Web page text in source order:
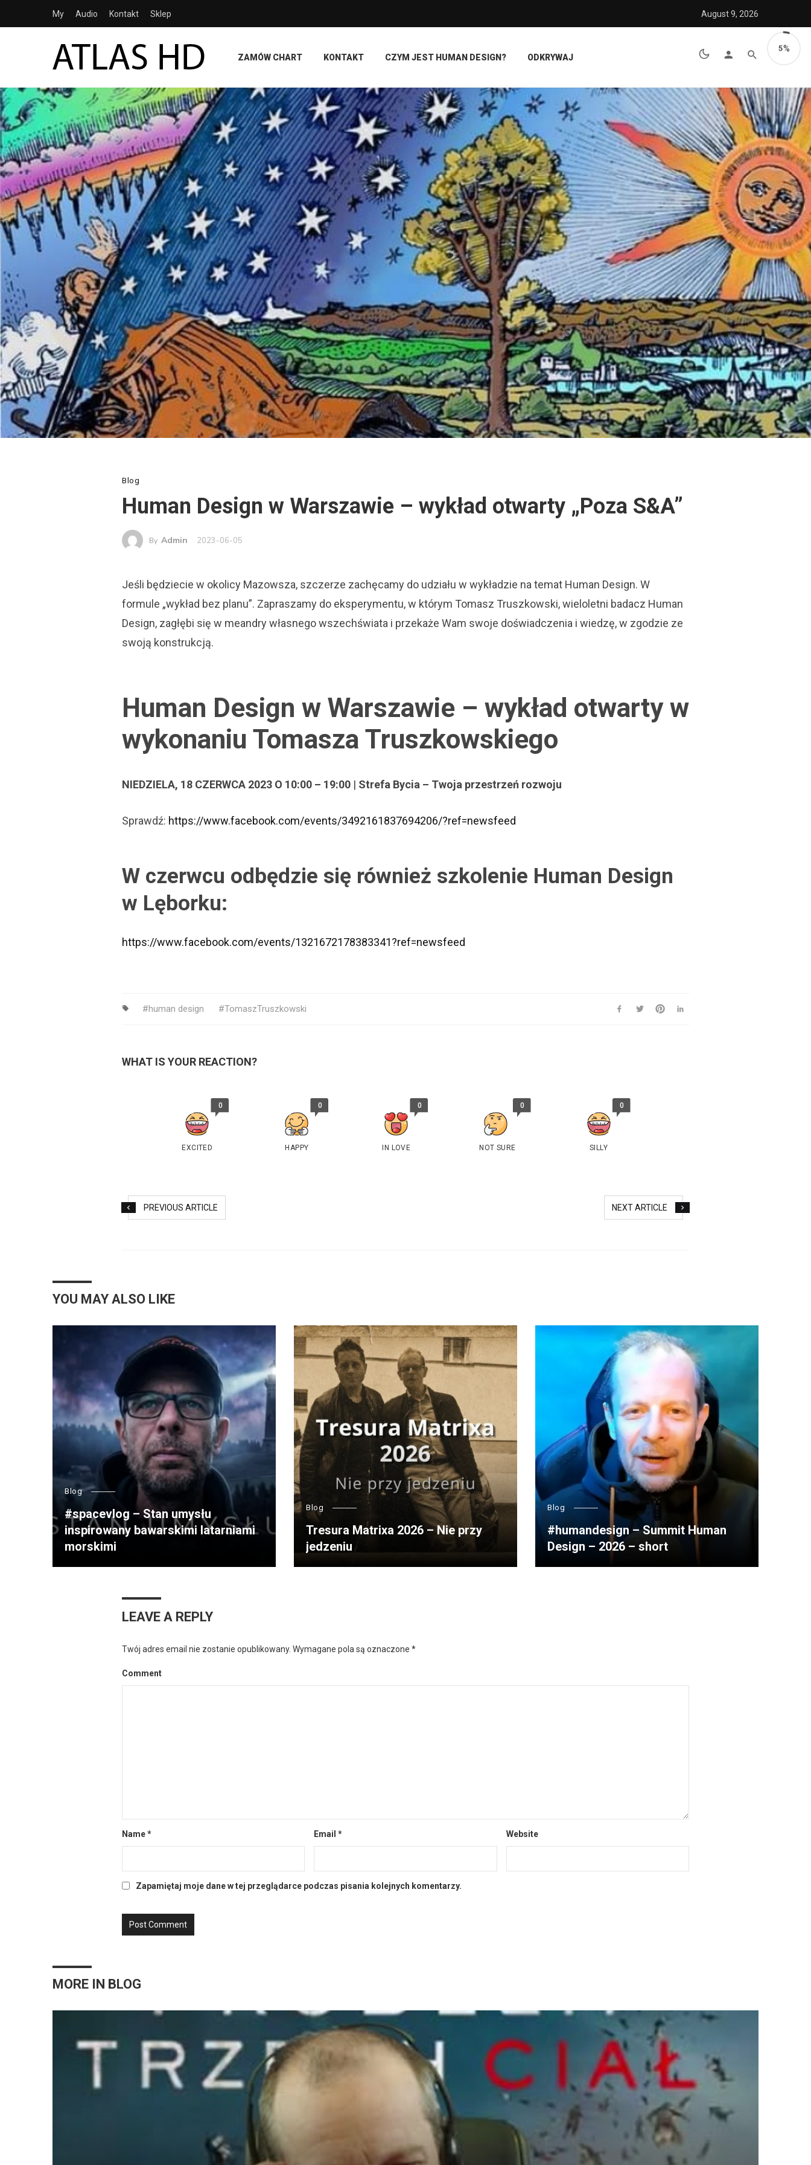
My Audio Kontakt Sklep August 9, 2026
ZAMÓW CHART KONTAKT CZYM JEST HUMAN DESIGN? ODKRYWAJ
Blog
Human Design w Warszawie – wykład otwarty „Poza S&A”
By Admin 2023-06-05
Jeśli będziecie w okolicy Mazowsza, szczerze zachęcamy do udziału w wykładzie na temat Human Design. W
formule „wykład bez planu”. Zapraszamy do eksperymentu, w którym Tomasz Truszkowski, wieloletni badacz Human
Design, zagłębi się w meandry własnego wszechświata i przekaże Wam swoje doświadczenia i wiedzę, w zgodzie ze
swoją konstrukcją.
Human Design w Warszawie – wykład otwarty w
wykonaniu Tomasza Truszkowskiego
NIEDZIELA, 18 CZERWCA 2023 O 10:00 – 19:00 | Strefa Bycia – Twoja przestrzeń rozwoju
Sprawdź: https://www.facebook.com/events/3492161837694206/?ref=newsfeed
W czerwcu odbędzie się również szkolenie Human Design
w Lęborku:
https://www.facebook.com/events/1321672178383341?ref=newsfeed
human design TomaszTruszkowski
WHAT IS YOUR REACTION?
0
EXCITED
0
HAPPY
0
IN LOVE
0
NOT SURE
0
SILLY
PREVIOUS ARTICLE NEXT ARTICLE
YOU MAY ALSO LIKE
Blog
#spacevlog – Stan umysłu
inspirowany bawarskimi latarniami
morskimi
Blog
Tresura Matrixa 2026 – Nie przy
jedzeniu
Blog
#humandesign – Summit Human
Design – 2026 – short
LEAVE A REPLY
Twój adres email nie zostanie opublikowany. Wymagane pola są oznaczone *
Comment
Name* Email* Website
Zapamiętaj moje dane w tej przeglądarce podczas pisania kolejnych komentarzy.
MORE IN BLOG
5